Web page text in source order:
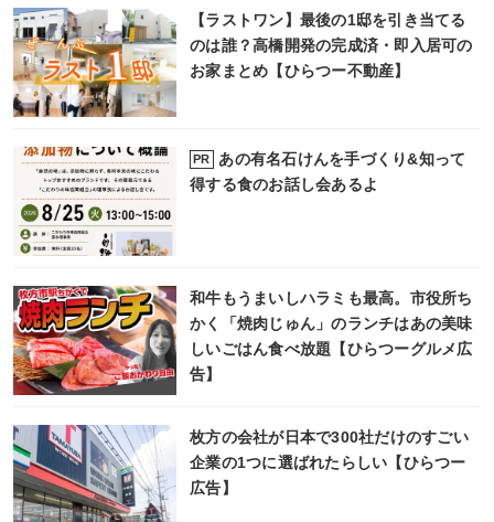
【ラストワン】最後の1邸を引き当てる
のは誰？高橋開発の完成済・即入居可の
お家まとめ【ひらつー不動産】
PR
あの有名石けんを手づくり&知って
得する食のお話し会あるよ
和牛もうまいしハラミも最高。市役所ち
かく「焼肉じゅん」のランチはあの美味
しいごはん食べ放題【ひらつーグルメ広
告】
枚方の会社が日本で300社だけのすごい
企業の1つに選ばれたらしい【ひらつー
広告】